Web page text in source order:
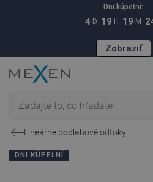
Dni kúpeľní:
4 D 19 H 19 M
Zobraziť
Lineárne podlahové odtoky
DNI KÚPEĽNÍ